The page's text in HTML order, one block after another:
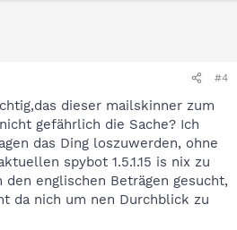
#4
dieser mailskinner zum
gefährlich die Sache? Ich
das Ding loszuwerden, ohne
spybot 1.5.1.15 is nix zu
englischen Beträgen gesucht,
da nich um nen Durchblick zu